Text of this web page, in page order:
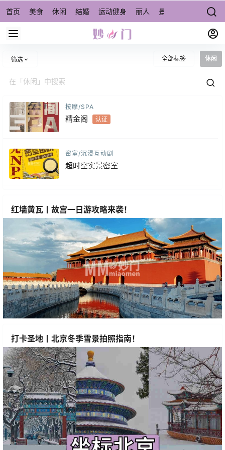
首页 美食 休闲 结婚 运动健身 丽人 景点/周边游 宠物
筛选 全部标签 休闲
按摩/SPA
精金阁 认证
密室/沉浸互动剧
超时空实景密室
红墙黄瓦丨故宫一日游攻略来袭！
打卡圣地丨北京冬季雪景拍照指南！